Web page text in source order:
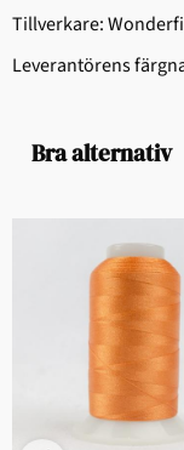
Tillverkare:
Leverantörens
Bra alternativ